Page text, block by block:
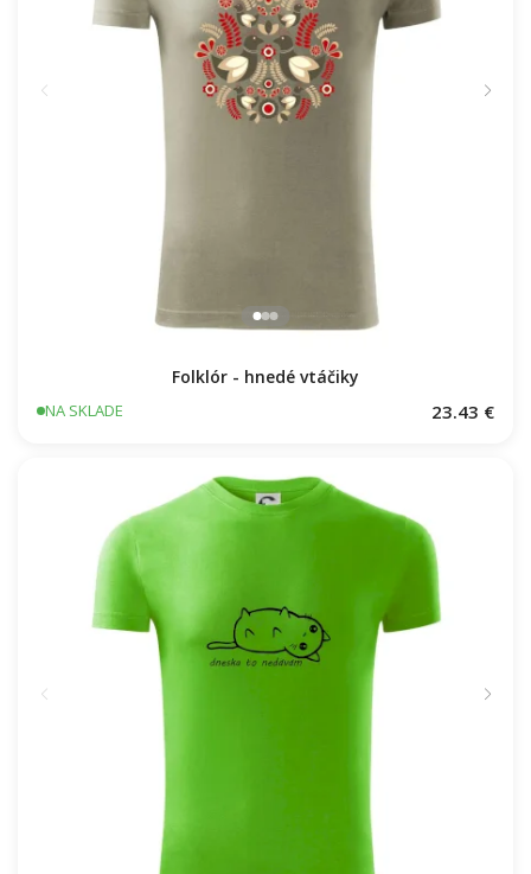
Folklór - hnedé vtáčiky
NA SKLADE 23.43 €